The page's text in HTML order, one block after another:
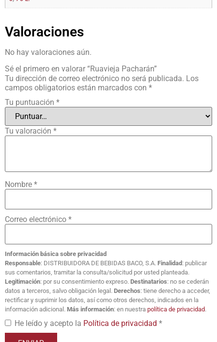
Valoraciones
No hay valoraciones aún.
Sé el primero en valorar “Ruavieja Pacharán”
Tu dirección de correo electrónico no será publicada. Los
campos obligatorios están marcados con *
Tu puntuación *
Tu valoración *
Nombre *
Correo electrónico *
Información básica sobre privacidad
Responsable: DISTRIBUIDORA DE BEBIDAS BACO, S.A. Finalidad : publicar
sus comentarios, tramitar la consulta/solicitud por usted planteada.
Legitimación: por su consentimiento expreso. Destinatarios: no se cederán
datos a terceros, salvo obligación legal. Derechos: tiene derecho a acceder,
rectificar y suprimir los datos, así como otros derechos, indicados en la
información adicional. Más información: en nuestra política de privacidad.
He leído y acepto la Política de privacidad *